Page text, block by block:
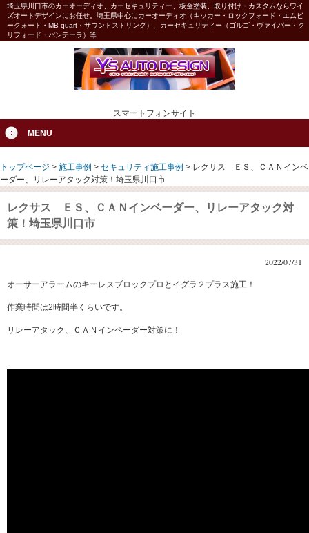
埼玉県川口市のカーオーディオ、カーセキュリティー、板金塗装、取り付け・カスタムならワイ
ズオートデザインにお任せ。埼玉県中心にカーオーディオ（キッカー・ロックフォード・エムビ
ークォート・MB quart・サウンドストリング）、カーセキュリティー（ゴルゴ・ヴァイパー・ク
リフォード・パンテーラ）等
スマートフォンサイト
MENU
トップページ > 施工事例 > セキュリティ施工事例 > レクサス ＥＳ、ＣＡＮインベ
ーダー、リレーアタック対策！埼玉県川口市
レクサス ＥＳ、ＣＡＮインベーダー、リレーアタック対
策！埼玉県川口市
2022/07/31
オーサーアラームのキーレスブロックプロとイグラ２プラス施工！
作業時間は2時間半くらいです。
リレーアタック、ＣＡＮインベーダー対策に！